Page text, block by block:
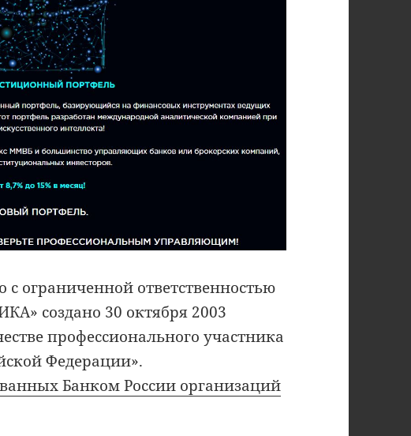
с ограниченной ответственностью
создано 30 октября 2003
профессионального участника
Федерации».
Банком России организаций